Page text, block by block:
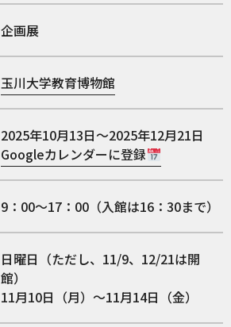
企画展
玉川大学教育博物館
2025年10月13日～2025年12月21日
Googleカレンダーに登録
9：00～17：00（入館は16：30まで）
日曜日（ただし、11/9、12/21は開
館）
11月10日（月）～11月14日（金）